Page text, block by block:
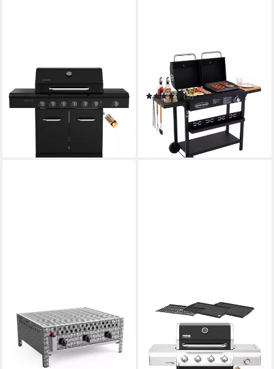
Gasgrill 6B Deluxe 6+1
Brenner
420,00 € UVP599,00 €
15,07 € mtl. in 36 Raten
in 6-8 Werktagen bei dir
HOMAVO
Gasgrill 2-in-1 Gas- &
Holzkohlegrill, BxTxH:
130×43×92,8 cm
(3)
249,99 € UVP599,99 €
22,83 €mtl. in 12 Raten
-58%
in 5-6 Werktagen bei dir
Gasgrill Wurstbräter
ab 169,46 € UVP269,00 €
15,48 €
mtl. in 12 Raten
NEXGRILL
Gasgrill 4B Gourmet Pro 4 + 1
449,00 € UVP649,00 €
16,11 €mtl. in 36 Raten